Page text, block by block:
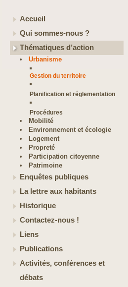
Accueil
Qui sommes-nous ?
Thématiques d’action
Urbanisme
Gestion du territoire
Planification et réglementation
Procédures
Mobilité
Environnement et écologie
Logement
Propreté
Participation citoyenne
Patrimoine
Enquêtes publiques
La lettre aux habitants
Historique
Contactez-nous !
Liens
Publications
Activités, conférences et
débats